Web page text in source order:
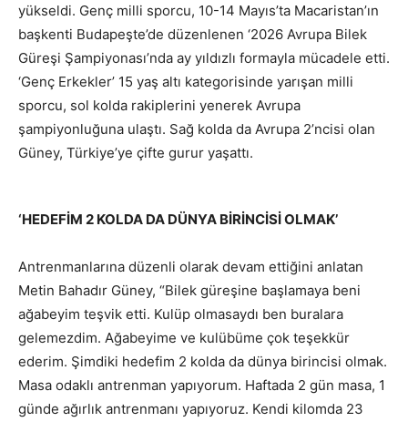
yükseldi. Genç milli sporcu, 10-14 Mayıs’ta Macaristan’ın
başkenti Budapeşte’de düzenlenen ‘2026 Avrupa Bilek
Güreşi Şampiyonası’nda ay yıldızlı formayla mücadele etti.
‘Genç Erkekler’ 15 yaş altı kategorisinde yarışan milli
sporcu, sol kolda rakiplerini yenerek Avrupa
şampiyonluğuna ulaştı. Sağ kolda da Avrupa 2’ncisi olan
Güney, Türkiye’ye çifte gurur yaşattı.
‘HEDEFİM 2 KOLDA DA DÜNYA BİRİNCİSİ OLMAK’
Antrenmanlarına düzenli olarak devam ettiğini anlatan
Metin Bahadır Güney, “Bilek güreşine başlamaya beni
ağabeyim teşvik etti. Kulüp olmasaydı ben buralara
gelemezdim. Ağabeyime ve kulübüme çok teşekkür
ederim. Şimdiki hedefim 2 kolda da dünya birincisi olmak.
Masa odaklı antrenman yapıyorum. Haftada 2 gün masa, 1
günde ağırlık antrenmanı yapıyoruz. Kendi kilomda 23